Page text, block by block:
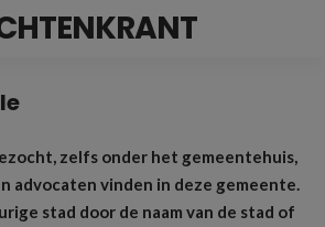
zelfs onder het gemeentehuis,
advocaten vinden in deze gemeente.
stad door de naam van de stad of